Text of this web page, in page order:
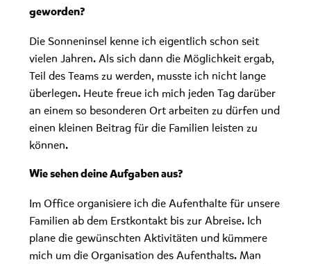
geworden?
Die Sonneninsel kenne ich eigentlich schon seit
vielen Jahren. Als sich dann die Möglichkeit ergab,
Teil des Teams zu werden, musste ich nicht lange
überlegen. Heute freue ich mich jeden Tag darüber
an einem so besonderen Ort arbeiten zu dürfen und
einen kleinen Beitrag für die Familien leisten zu
können.
Wie sehen deine Aufgaben aus?
Im Office organisiere ich die Aufenthalte für unsere
Familien ab dem Erstkontakt bis zur Abreise. Ich
plane die gewünschten Aktivitäten und kümmere
mich um die Organisation des Aufenthalts. Man